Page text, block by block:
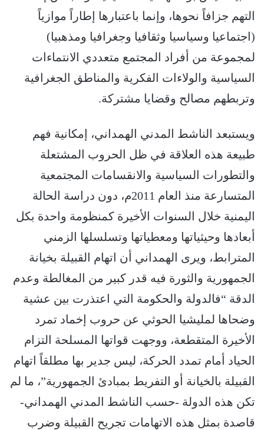
التهم جزافاً نحوها، وإنما باعتبارها إطاراً موازياً
(اجتماعيا وسياسيا وثقافيا وجغرافيا ومذهبيا)
لمجموعة من أفراد المجتمع متعددي الانتماءات
السياسية والولاءات الفكرية والمناطق الجغرافية
وتربطهم مصالح وقضايا مشتركة.
ويستبعد الناشط المدني الهمداني، إمكانية فهم
طبيعة هذه العلاقة في ظل الحروب المشتعلة
والتطورات السياسية والانقسامات المجتمعية
المتسارعة منذ العام 2011م، دون دراسة الحالة
اليمنية خلال السنوات الأخيرة كمنظومة واحدة بكل
أبعادها وحيثياتها ومعطياتها وتسلسلها الزمني
المترابط، ويرى الهمداني أن اتهام القبيلة بخيانة
الجمهورية والثورة فيه قدر كبير من المغالطة وعدم
الدقة “فالدولة والحكومة التي اعتذرت بين عشية
وضحاها لمليشيا الحوثي عن حروب إخماد تمرد
الأخيرة المتقطعة، ووجهت قواتها المسلحة التزام
الحياد أمام تمدد الحركة، ليس جدير بها مطلقاً اتهام
القبيلة بالخيانة أو التفريط بمبادئ الجمهورية”، ما لم
تكن هذه الدولة -حسب الناشط المدني الهمداني-
قاصدة بمثل هذه الاتهامات تجريح القبيلة وضرب